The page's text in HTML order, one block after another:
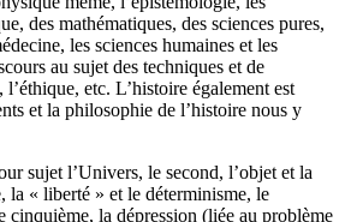
des mathématiques, des sciences pures,
les sciences humaines et les
au sujet des techniques et de
etc. L’histoire également est
et la philosophie de l’histoire nous y
sujet l’Univers, le second, l’objet et la
la « liberté » et le déterminisme, le
cinquième, la dépression (liée au problème